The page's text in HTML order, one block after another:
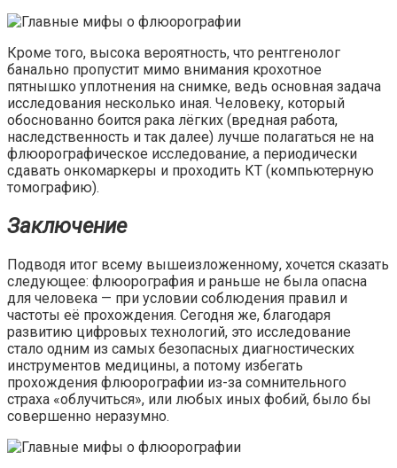
Кроме того, высока вероятность, что рентгенолог
банально пропустит мимо внимания крохотное
пятнышко уплотнения на снимке, ведь основная задача
исследования несколько иная. Человеку, который
обоснованно боится рака лёгких (вредная работа,
наследственность и так далее) лучше полагаться не на
флюорографическое исследование, а периодически
сдавать онкомаркеры и проходить КТ (компьютерную
томографию).
Заключение
Подводя итог всему вышеизложенному, хочется сказать
следующее: флюорография и раньше не была опасна
для человека — при условии соблюдения правил и
частоты её прохождения. Сегодня же, благодаря
развитию цифровых технологий, это исследование
стало одним из самых безопасных диагностических
инструментов медицины, а потому избегать
прохождения флюорографии из-за сомнительного
страха «облучиться», или любых иных фобий, было бы
совершенно неразумно.